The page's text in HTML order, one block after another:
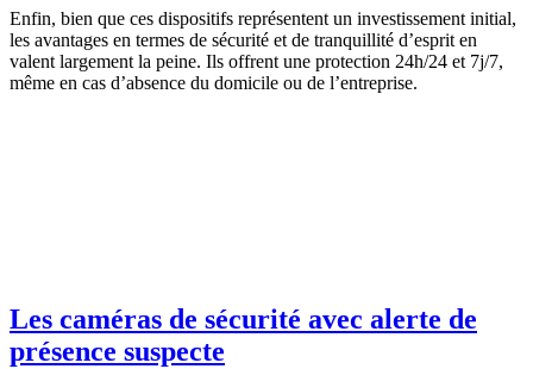
Enfin, bien que ces dispositifs représentent un investissement initial,
les avantages en termes de sécurité et de tranquillité d’esprit en
valent largement la peine. Ils offrent une protection 24h/24 et 7j/7,
même en cas d’absence du domicile ou de l’entreprise.
Les caméras de sécurité avec alerte de
présence suspecte